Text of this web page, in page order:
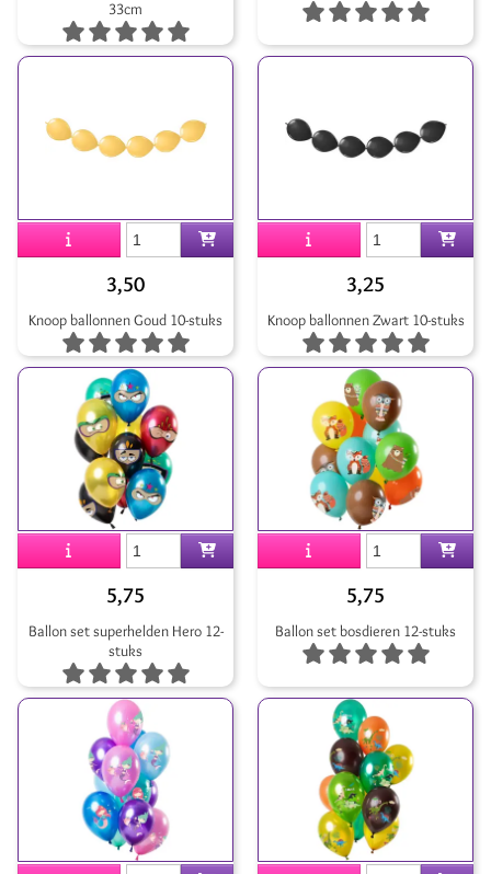
33cm
3,50
Knoop ballonnen Goud 10-stuks
3,25
Knoop ballonnen Zwart 10-stuks
5,75
Ballon set superhelden Hero 12-
stuks
5,75
Ballon set bosdieren 12-stuks